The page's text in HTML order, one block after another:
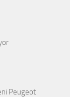
Peugeot